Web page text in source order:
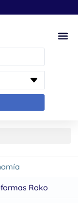
Roko